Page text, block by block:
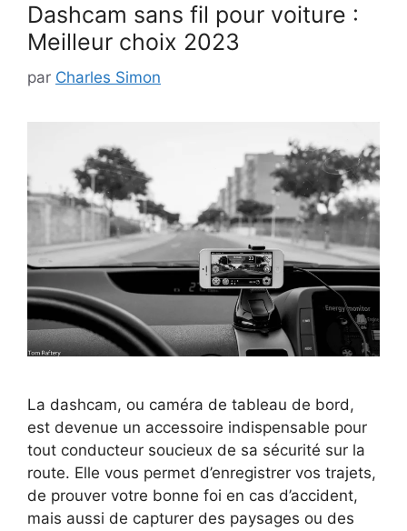
Dashcam sans fil pour voiture :
Meilleur choix 2023
par Charles Simon
La dashcam, ou caméra de tableau de bord,
est devenue un accessoire indispensable pour
tout conducteur soucieux de sa sécurité sur la
route. Elle vous permet d’enregistrer vos trajets,
de prouver votre bonne foi en cas d’accident,
mais aussi de capturer des paysages ou des